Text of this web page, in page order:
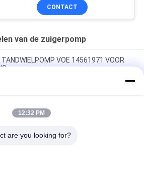
Onderdeel zuigerpomp
Onderhoud reparatie
CONTACT
van de zuigerpomp
TANDWIELPOMP VOE 14561971 VOOR
VOE 14537295 VOOR
VOE 14782798 voor de oorspronkelijke
12:32 PM
are you looking for?